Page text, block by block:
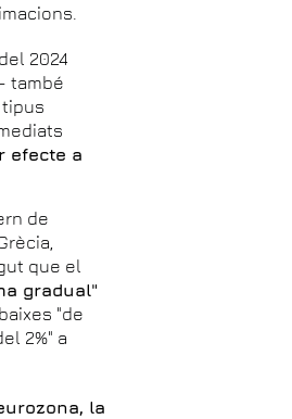
2024
també
efecte a
de
que el
gradual"
"de
2%" a
la